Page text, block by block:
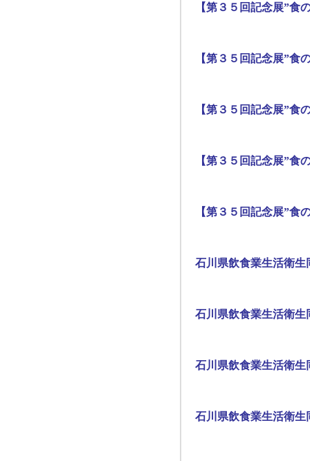
【第３５回記念展”食
【第３５回記念展”食
【第３５回記念展”食
【第３５回記念展”食
【第３５回記念展”食
石川県飲食業生活衛
石川県飲食業生活衛
石川県飲食業生活衛
石川県飲食業生活衛